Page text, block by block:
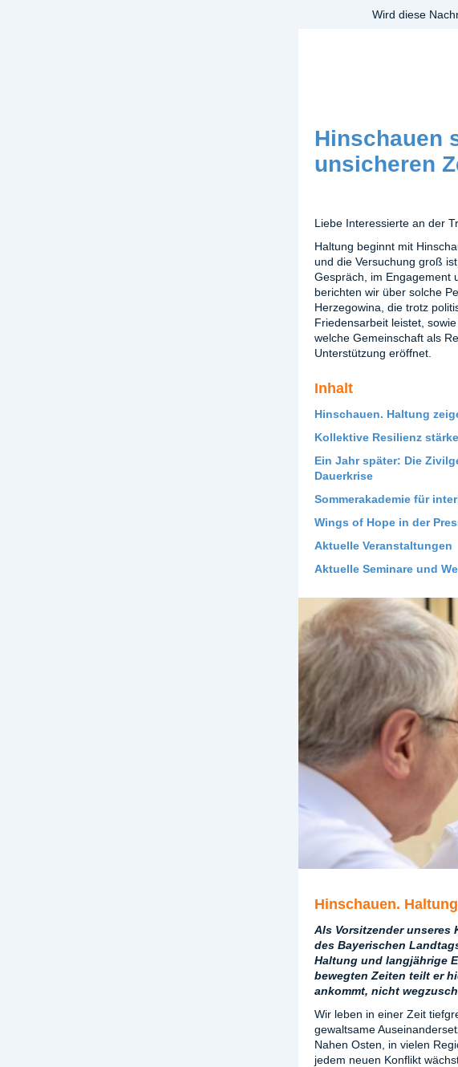
Wird diese
Hinschauen
unsicheren
Liebe Interessierte an der
Haltung beginnt mit
und die Versuchung groß
Gespräch, im Engagement
berichten wir über solche
Herzegowina, die trotz
Friedensarbeit leistet,
welche Gemeinschaft als
Unterstützung eröffnet.
Inhalt
Hinschauen. Haltung
Kollektive Resilienz
Ein Jahr später: Die
Dauerkrise
Sommerakademie für
Wings of Hope in der
Aktuelle Veranstaltungen
Aktuelle Seminare und
Hinschauen.
Als Vorsitzender unseres
des Bayerischen
Haltung und langjährige
bewegten Zeiten teilt er
ankommt, nicht
Wir leben in einer Zeit
gewaltsame
Nahen Osten, in vielen
jedem neuen Konflikt